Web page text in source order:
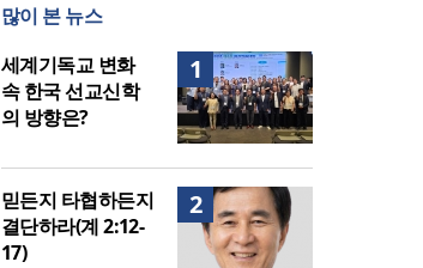
대전 유치
신학의 방향은?
느헤미야 연합기도회, ‘왕의 기
도’로 나라·한국교회·다음세대
위해 합심
세기총 “자유를 지키며 하나 된
희망의 미래를 향하여”
많이 본 뉴스
1
세계기독교 변화
속 한국 선교신학
의 방향은?
2
믿든지 타협하든지
결단하라(계 2:12-
17)